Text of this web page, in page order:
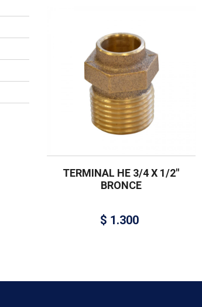
TERMINAL HE 3/4 X 1/2″
BRONCE
$ 1.300